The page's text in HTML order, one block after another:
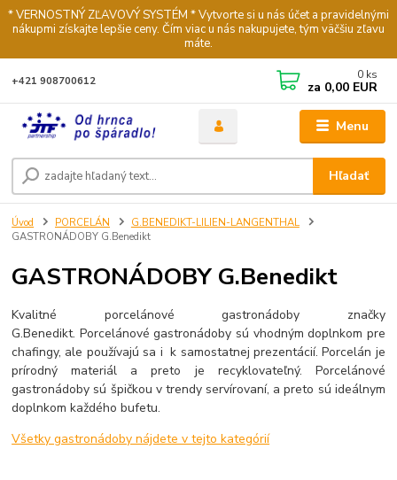
* VERNOSTNÝ ZĽAVOVÝ SYSTÉM * Vytvorte si u nás účet a pravidelnými
nákupmi získajte lepšie ceny. Čím viac u nás nakupujete, tým väčšiu zľavu
máte.
Menu
Hľadať
+421 908700612 0 ks
za 0,00 EUR
Úvod PORCELÁN
G.BENEDIKT-LILIEN-LANGENTHAL
GASTRONÁDOBY G.Benedikt
GASTRONÁDOBY G.Benedikt
Kvalitné porcelánové gastronádoby značky
G.Benedikt. Porcelánové gastronádoby sú vhodným doplnkom pre
chafingy, ale používajú sa i k samostatnej prezentácií. Porcelán je
prírodný materiál a preto je recyklovateľný. Porcelánové
gastronádoby sú špičkou v trendy servírovaní, a preto sú ideálnym
doplnkom každého bufetu.
Všetky gastronádoby nájdete v tejto kategórií